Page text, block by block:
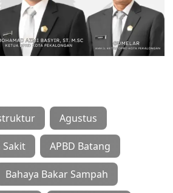
Agustus
Sakit APBD Batang
Bahaya Bakar Sampah